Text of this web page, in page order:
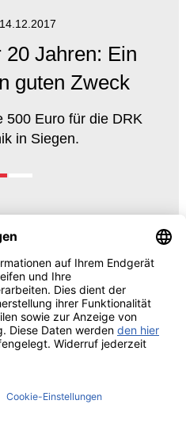
14.12.2017
Jahren: Ein
guten Zweck
500 Euro für die DRK
in Siegen.
UTSCH
Vorabinformationen Data
Information